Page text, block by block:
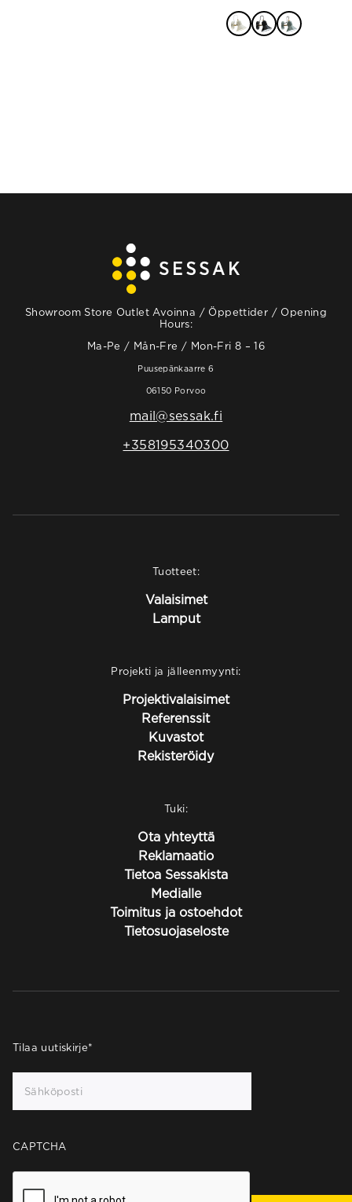
Showroom Store Outlet Avoinna / Öppettider / Opening
Hours:
Ma-Pe / Mån-Fre / Mon-Fri 8 – 16
Puusepänkaarre 6
06150 Porvoo
mail@sessak.fi
+358195340300
Tuotteet:
Valaisimet
Lamput
Projekti ja jälleenmyynti:
Projektivalaisimet
Referenssit
Kuvastot
Rekisteröidy
Tuki:
Ota yhteyttä
Reklamaatio
Tietoa Sessakista
Medialle
Toimitus ja ostoehdot
Tietosuojaseloste
Tilaa uutiskirje*
CAPTCHA